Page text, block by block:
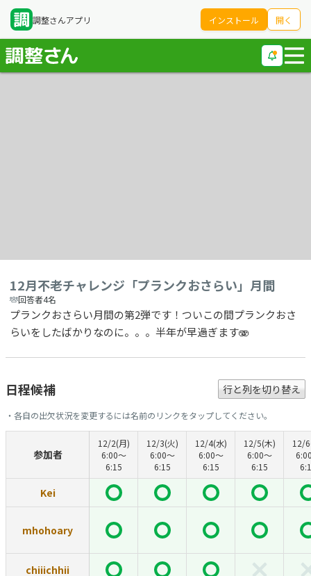
調整さんアプリ インストール 開く
12月不老チャレンジ「プランクおさらい」月間
回答者4名
プランクおさらい月間の第2弾です！ついこの間プランクおさ
らいをしたばかりなのに。。。半年が早過ぎます🫨
日程候補 行と列を切り替え
・各自の出欠状況を変更するには名前のリンクをタップしてください。
参加者
12/2(月)
6:00〜
6:15
12/3(火)
6:00〜
6:15
12/4(水)
6:00〜
6:15
12/5(木)
6:00〜
6:15
12/
Kei
mhohoary
chiiichhii